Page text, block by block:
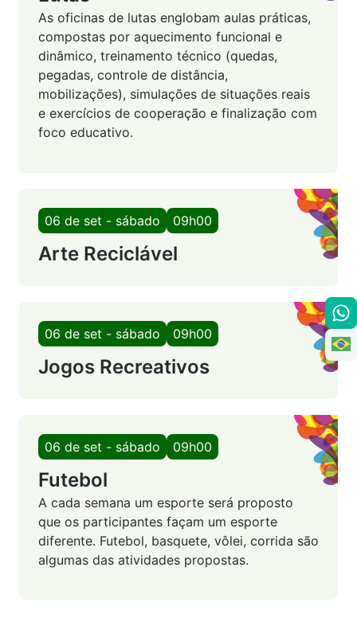
As oficinas de lutas englobam aulas práticas,
compostas por aquecimento funcional e
dinâmico, treinamento técnico (quedas,
pegadas, controle de distância,
mobilizações), simulações de situações reais
e exercícios de cooperação e finalização com
foco educativo.
06 de set - sábado 09h00
Arte Reciclável
06 de set - sábado 09h00
Jogos Recreativos
06 de set - sábado 09h00
Futebol
A cada semana um esporte será proposto
que os participantes façam um esporte
diferente. Futebol, basquete, vôlei, corrida são
algumas das atividades propostas.